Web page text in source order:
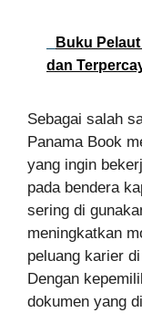
Buku
dan
Sebagai salah
Panama Book
yang ingin
pada bendera
sering di
meningkatkan
peluang karier
Dengan
dokumen yang